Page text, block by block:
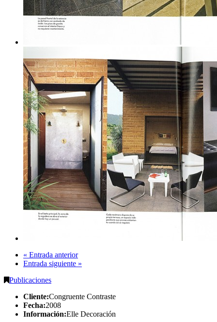
« Entrada anterior
Entrada siguiente »
Publicaciones
Cliente:Congruente Contraste
Fecha:2008
Información:Elle Decoración